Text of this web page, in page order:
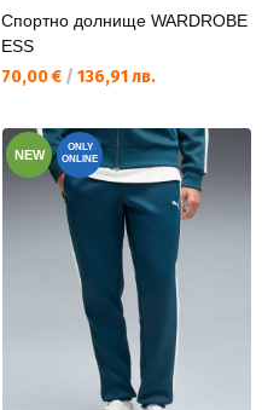
Спортно долнище WARDROBE
ESS
Текуща цена:
70,00 € / 136,91 лв.
NEW
ONLY
ONLINE